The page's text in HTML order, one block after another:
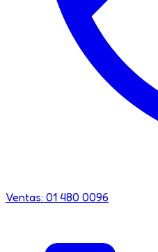
Ventas: 01 480 0096